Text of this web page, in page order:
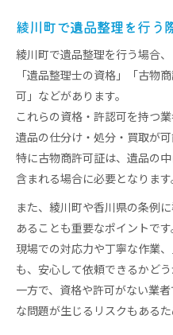
資格取得業者が提
遺品整理士資格を
遺品整理で安心で
資格取得が遺品整
遺品整理を香川県綾歌
遺品整理を進める
綾川町での遺品整
遺品整理の資格や
依頼前に把握したい
遺品整理でよくあ
綾川町で遺品整理を行う
綾川町で遺品整理を行う場合
「遺品整理士の資格」「古物
可」などがあります。
これらの資格・許認可を持つ
遺品の仕分け・処分・買取が可
特に古物商許可証は、遺品の
含まれる場合に必要となります
また、綾川町や香川県の条例
あることも重要なポイントです
現場での対応力や丁寧な作業
も、安心して依頼できるかど
一方で、資格や許可がない業
な問題が生じるリスクもある